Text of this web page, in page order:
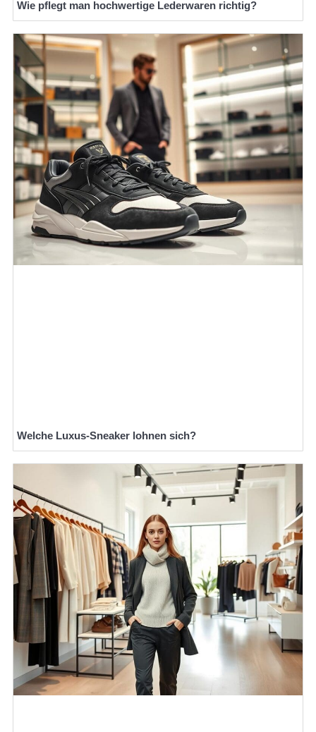
Wie pflegt man hochwertige Lederwaren richtig?
Welche Luxus-Sneaker lohnen sich?